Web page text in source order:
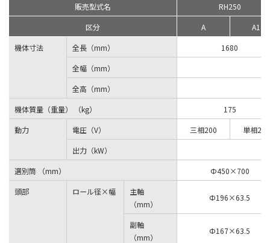
販売型式名
RH250
区分
A
A1
機体寸法
全長（mm）
1680
全幅（mm）
全高（mm）
機体質量（重量） （kg）
175
動力
電圧（V） 三相200
単相200
出力（kW）
選別筒 （mm）
Φ450×700
頭部
ロール径×幅
主軸
（mm）
Φ196×63.5
副軸
（mm）
Φ167×63.5